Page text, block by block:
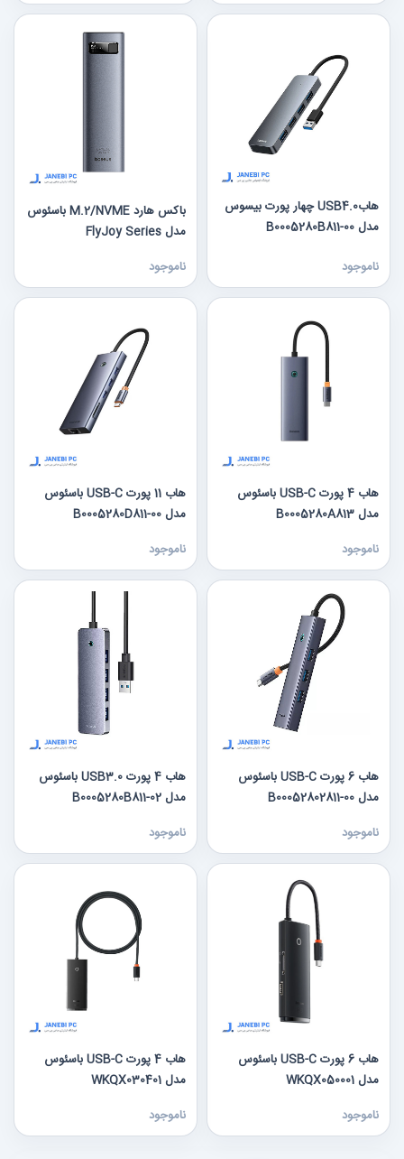
هابUSB4.0 چهار پورت بیسوس
مدل B0005280B811-00
ناموجود
باکس هارد M.2/NVME باسئوس
مدل FlyJoy Series
ناموجود
هاب 4 پورت USB-C باسئوس
مدل B0005280A813
ناموجود
هاب 11 پورت USB-C باسئوس
مدل B0005280D811-00
ناموجود
هاب 6 پورت USB-C باسئوس
مدل B00052802811-00
ناموجود
هاب 4 پورت USB3.0 باسئوس
مدل B0005280B811-02
ناموجود
هاب 6 پورت USB-C باسئوس
مدل WKQX050001
ناموجود
هاب 4 پورت USB-C باسئوس
مدل WKQX030401
ناموجود